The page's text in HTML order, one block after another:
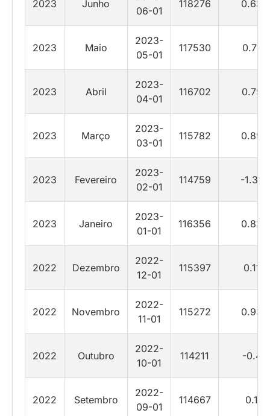
2023 Junho
06-01
118276 0.63
2023 Maio
2023-
05-01
117530 0.71
2023 Abril
2023-
04-01
116702 0.79
2023 Março
2023-
03-01
115782 0.89
2023 Fevereiro
2023-
02-01
114759 -1.37
2023 Janeiro
2023-
01-01
116356 0.83
2022 Dezembro
2022-
12-01
115397 0.11
2022 Novembro
2022-
11-01
115272 0.93
2022 Outubro
2022-
10-01
114211 -0.4
2022 Setembro
2022-
09-01
114667 0.1